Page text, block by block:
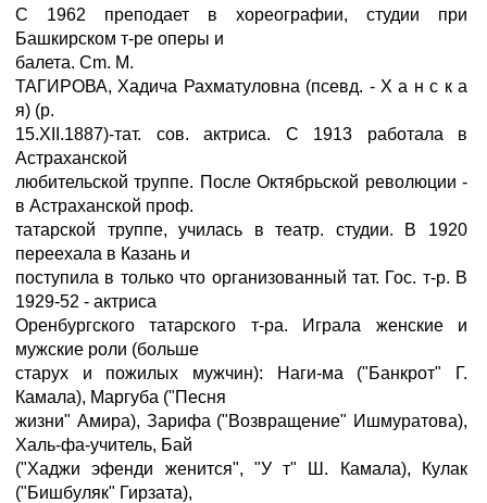
С 1962 преподает в хореографии, студии при
Башкирском т-ре оперы и
балета. Cm. M.
ТАГИРОВА, Хадича Рахматуловна (псевд. - Х а н с к а
я) (р.
15.XII.1887)-тат. сов. актриса. С 1913 работала в
Астраханской
любительской труппе. После Октябрьской революции -
в Астраханской проф.
татарской труппе, училась в театр. студии. В 1920
переехала в Казань и
поступила в только что организованный тат. Гос. т-р. В
1929-52 - актриса
Оренбургского татарского т-ра. Играла женские и
мужские роли (больше
старух и пожилых мужчин): Наги-ма ("Банкрот" Г.
Камала), Маргуба ("Песня
жизни" Амира), Зарифа ("Возвращение" Ишмуратова),
Халь-фа-учитель, Бай
("Хаджи эфенди женится", "У т" Ш. Камала), Кулак
("Бишбуляк" Гирзата),